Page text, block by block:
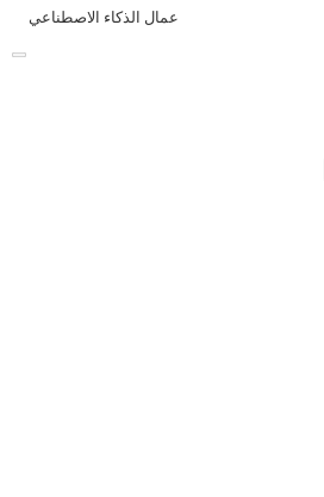
عمال الذكاء الاصطناعي